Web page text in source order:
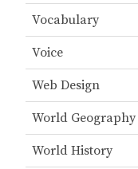
Vocabulary
Voice
Web Design
World Geography
World History